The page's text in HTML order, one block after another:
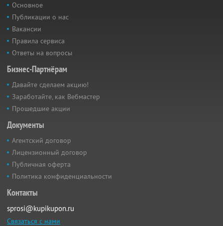
Основное
Публикации о нас
Вакансии
Правила сервиса
Ответы на вопросы
Бизнес-Партнёрам
Давайте сделаем акцию!
Заработайте, как Вебмастер
Прошедшие акции
Документы
Агентский договор
Лицензионный договор
Публичная оферта
Политика конфиденциальности
Контакты
sprosi@kupikupon.ru
Связаться с нами